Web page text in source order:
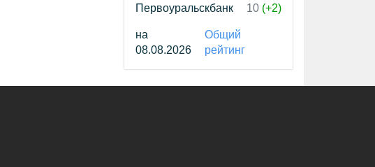
Первоуральскбанк
10 (+2)
на
08.08.2026
Общий
рейтинг